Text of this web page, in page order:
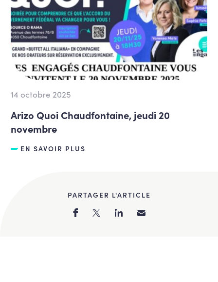
14 octobre 2025
Arizo Quoi Chaudfontaine, jeudi 20
novembre
EN SAVOIR PLUS
PARTAGER L'ARTICLE